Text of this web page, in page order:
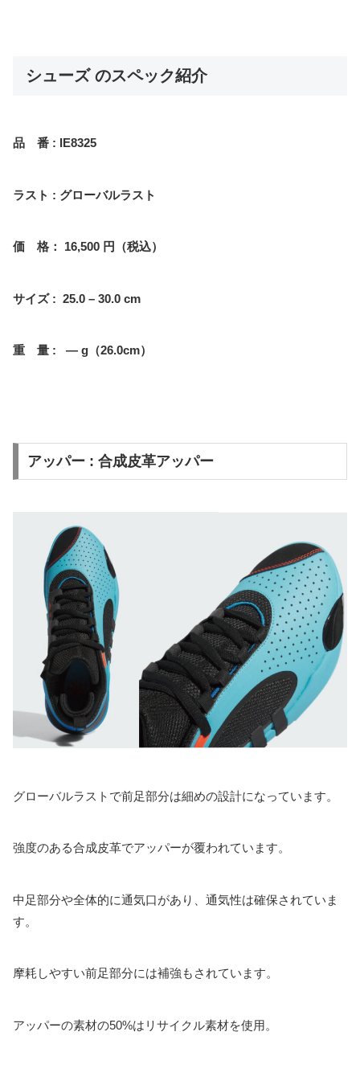
シューズ のスペック紹介
品 番 : IE8325
ラスト : グローバルラスト
価 格： 16,500 円（税込）
サイズ : 25.0 – 30.0 cm
重 量 : — g（26.0cm）
アッパー : 合成皮革アッパー
グローバルラストで前足部分は細めの設計になっています。
強度のある合成皮革でアッパーが覆われています。
中足部分や全体的に通気口があり、通気性は確保されていま
す。
摩耗しやすい前足部分には補強もされています。
アッパーの素材の50%はリサイクル素材を使用。